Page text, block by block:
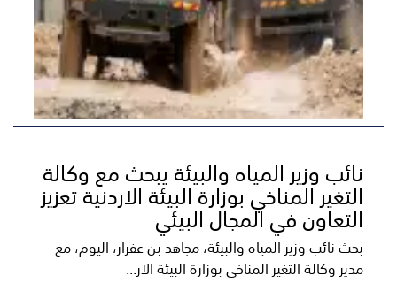
نائب وزير المياه والبيئة يبحث مع وكالة
التغير المناخي بوزارة البيئة الاردنية تعزيز
التعاون في المجال البيئي
بحث نائب وزير المياه والبيئة، مجاهد بن عفرار، اليوم، مع
مدير وكالة التغير المناخي بوزارة البيئة الار...